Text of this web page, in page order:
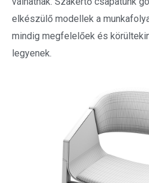
elkészülő modellek a
mindig megfelelőek és
legyenek.